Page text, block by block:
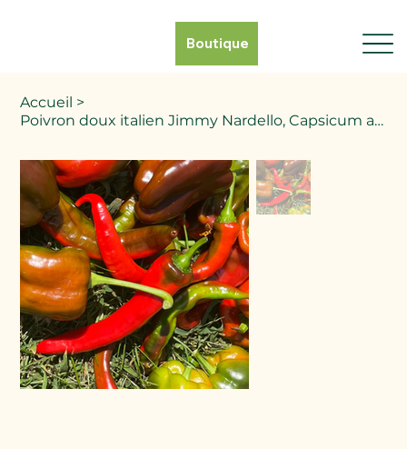
Boutique
Accueil >
Poivron doux italien Jimmy Nardello, Capsicum annuum